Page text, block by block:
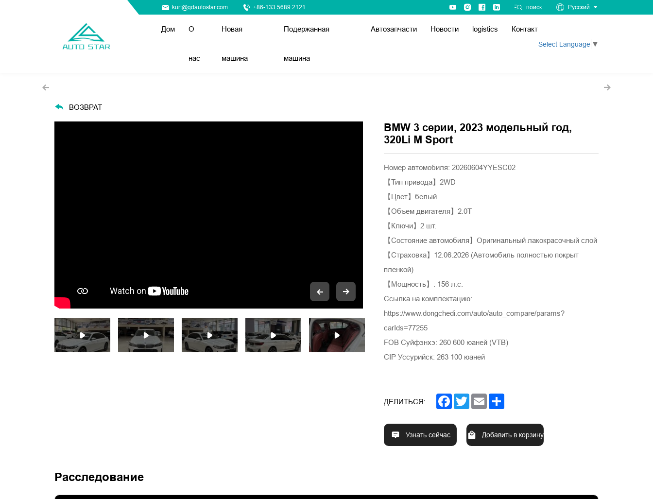
kurt@qdautostar.com +86-133 5689 2121 поиск Русский
Дом О
нас
Новая
машина
Подержанная
машина
Автозапчасти Новости logistics Контакт
Select Language ▼
ВОЗВРАТ
BMW 3 серии, 2023 модельный год,
320Li M Sport
Номер автомобиля: 20260604YYESC02
【Тип привода】2WD
【Цвет】белый
【Объем двигателя】2.0T
【Ключи】2 шт.
【Состояние автомобиля】Оригинальный лакокрасочный слой
【Страховка】12.06.2026 (Автомобиль полностью покрыт
пленкой)
【Мощность】: 156 л.с.
Ссылка на комплектацию:
https://www.dongchedi.com/auto/auto_compare/params?
carIds=77255
FOB Суйфэнхэ: 260 600 юаней (VTB)
CIP Уссурийск: 263 100 юаней
ДЕЛИТЬСЯ: Facebook
TwitterEmail
Узнать сейчас Добавить в корзину
Расследование